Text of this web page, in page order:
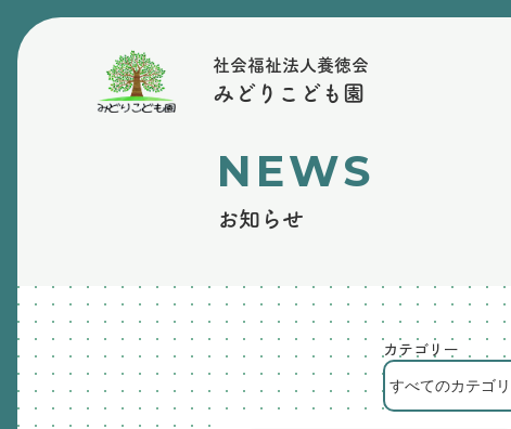
社会福祉法人養徳会
みどりこども園
NEWS
お知らせ
カテゴリー